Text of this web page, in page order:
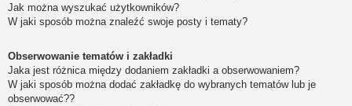
Jak można wyszukać użytkowników?
W jaki sposób można znaleźć swoje posty i tematy?
Obserwowanie tematów i zakładki
Jaka jest różnica między dodaniem zakładki a obserwowaniem?
W jaki sposób można dodać zakładkę do wybranych tematów lub je
obserwować??